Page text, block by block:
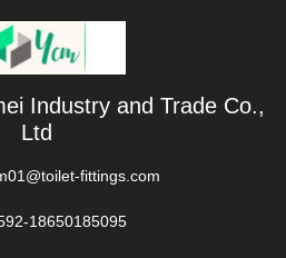
Industry and Trade Co.,
Ltd
fittings.com
18650185095